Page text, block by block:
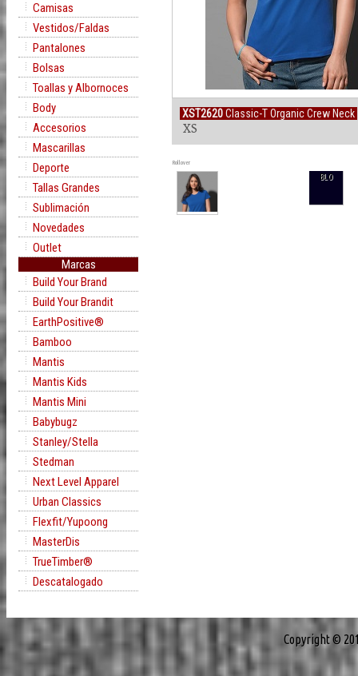
Camisas
Vestidos/Faldas
Pantalones
Bolsas
Toallas y Albornoces
Body
Accesorios
Mascarillas
Deporte
Tallas Grandes
Sublimación
Novedades
Outlet
Marcas
Build Your Brand
Build Your Brandit
EarthPositive®
Bamboo
Mantis
Mantis Kids
Mantis Mini
Babybugz
Stanley/Stella
Stedman
Next Level Apparel
Urban Classics
Flexfit/Yupoong
MasterDis
TrueTimber®
Descatalogado
XST2620Classic-T Organic Crew Neck
XS
Rollover
BLO
Copyright ©